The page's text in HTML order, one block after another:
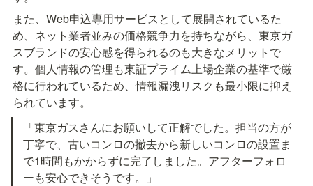
また、Web申込専用サービスとして展開されているた
め、ネット業者並みの価格競争力を持ちながら、東京ガ
スブランドの安心感を得られるのも大きなメリットで
す。個人情報の管理も東証プライム上場企業の基準で厳
格に行われているため、情報漏洩リスクも最小限に抑え
られています。
「東京ガスさんにお願いして正解でした。担当の方が
丁寧で、古いコンロの撤去から新しいコンロの設置ま
で1時間もかからずに完了しました。アフターフォロ
ーも安心できそうです。」